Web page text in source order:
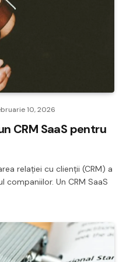
10, 2026
CRM SaaS pentru
relației cu clienții (CRM) a
Un CRM SaaS